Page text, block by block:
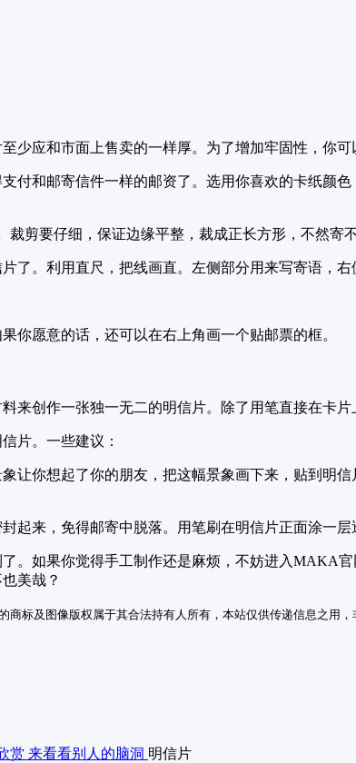
少应和市面上售卖的一样厚。为了增加牢固性，你可
付和邮寄信件一样的邮资了。选用你喜欢的卡纸颜
剪要仔细，保证边缘平整，裁成正长方形，不然寄不
了。利用直尺，把线画直。左侧部分用来写寄语，右
你愿意的话，还可以在右上角画一个贴邮票的框。
来创作一张独一无二的明信片。除了用笔直接在卡片
片。一些建议：
让你想起了你的朋友，把这幅景象画下来，贴到明
起来，免得邮寄中脱落。用笔刷在明信片正面涂一
。如果你觉得手工制作还是麻烦，不妨进入MAKA官
美哉？
商标及图像版权属于其合法持有人所有，本站仅供传递信息之用
赏 来看看别人的脑洞 明信片